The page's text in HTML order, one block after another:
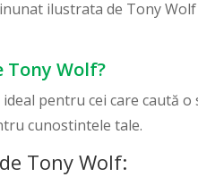
ilustrata de Tony
Tony Wolf?
ideal pentru cei care caută
cunostintele tale.
Tony Wolf: